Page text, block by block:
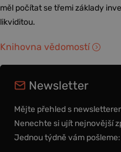
měl počítat se třemi základy
likviditou.
Knihovna vědomostí
Newsletter
Mějte přehled s
Nenechte si ujít nejnovější
Jednou týdně vám pošleme: